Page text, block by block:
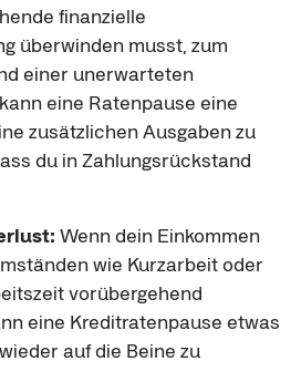
finanzielle
überwinden musst, zum
einer unerwarteten
eine Ratenpause eine
zusätzlichen Ausgaben zu
du in Zahlungsrückstand
Wenn dein Einkommen
wie Kurzarbeit oder
vorübergehend
eine Kreditratenpause etwas
auf die Beine zu